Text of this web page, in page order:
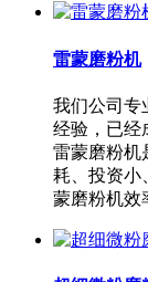
雷蒙磨粉机
我们公司专
经验，已经
雷蒙磨粉机
耗、投资小
蒙磨粉机效